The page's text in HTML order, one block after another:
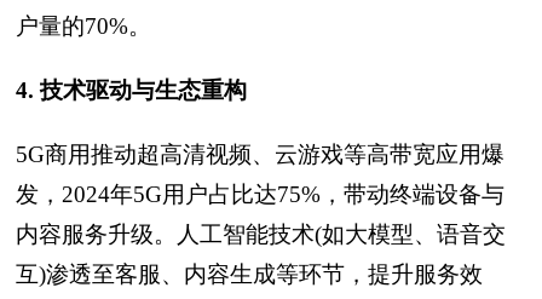
户量的70%。
4. 技术驱动与生态重构
5G商用推动超高清视频、云游戏等高带宽应用爆
发，2024年5G用户占比达75%，带动终端设备与
内容服务升级。人工智能技术(如大模型、语音交
互)渗透至客服、内容生成等环节，提升服务效